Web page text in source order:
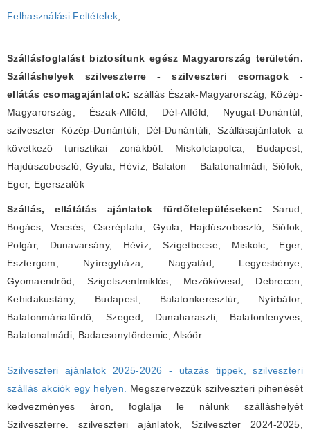
Felhasználási Feltételek;
Szállásfoglalást biztosítunk egész Magyarország területén.
Szálláshelyek szilveszterre - szilveszteri csomagok -
ellátás csomagajánlatok: szállás Észak-Magyarország, Közép-
Magyarország, Észak-Alföld, Dél-Alföld, Nyugat-Dunántúl,
szilveszter Közép-Dunántúli, Dél-Dunántúli, Szállásajánlatok a
következő turisztikai zonákból: Miskolctapolca, Budapest,
Hajdúszoboszló, Gyula, Hévíz, Balaton – Balatonalmádi, Siófok,
Eger, Egerszalók
Szállás, ellátátás ajánlatok fürdőtelepüléseken:Sarud,
Bogács, Vecsés, Cserépfalu, Gyula, Hajdúszoboszló, Siófok,
Polgár, Dunavarsány, Hévíz, Szigetbecse, Miskolc, Eger,
Esztergom, Nyíregyháza, Nagyatád, Legyesbénye,
Gyomaendrőd, Szigetszentmiklós, Mezőkövesd, Debrecen,
Kehidakustány, Budapest, Balatonkeresztúr, Nyírbátor,
Balatonmáriafürdő, Szeged, Dunaharaszti, Balatonfenyves,
Balatonalmádi, Badacsonytördemic, Alsóör
Szilveszteri ajánlatok 2025-2026 - utazás tippek, szilveszteri
szállás akciók egy helyen.
Megszervezzük szilveszteri pihenését
kedvezményes áron, foglalja le nálunk szálláshelyét
Szilveszterre. szilveszteri ajánlatok, Szilveszter 2024-2025,